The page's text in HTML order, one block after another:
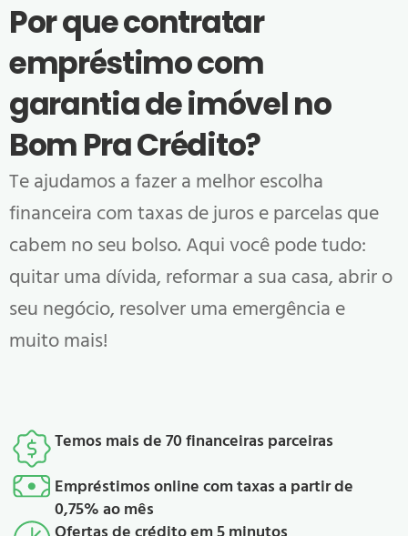
Por que contratar
empréstimo com
garantia de imóvel no
Bom Pra Crédito?
Te ajudamos a fazer a melhor escolha
financeira com taxas de juros e parcelas que
cabem no seu bolso. Aqui você pode tudo:
quitar uma dívida, reformar a sua casa, abrir o
seu negócio, resolver uma emergência e
muito mais!
Temos mais de 70 financeiras parceiras
Empréstimos online com taxas a partir de
0,75% ao mês